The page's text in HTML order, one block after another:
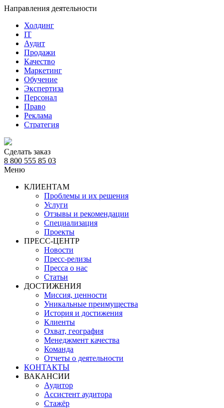
Направления деятельности
Холдинг
IT
Аудит
Продажи
Качество
Маркетинг
Обучение
Экспертиза
Персонал
Право
Реклама
Стратегия
Сделать заказ
8 800 555 85 03
Меню
КЛИЕНТАМ
Проблемы и их решения
Услуги
Отзывы и рекомендации
Специализация
Проекты
ПРЕСС-ЦЕНТР
Новости
Пресс-релизы
Пресса о нас
Статьи
ДОСТИЖЕНИЯ
Миссия, ценности
Уникальные преимущества
История и достижения
Клиенты
Охват, география
Менеджмент качества
Команда
Отчеты о деятельности
КОНТАКТЫ
ВАКАНСИИ
Аудитор
Ассистент аудитора
Стажёр